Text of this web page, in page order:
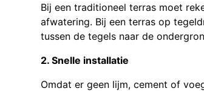
Bij een traditioneel terras moet
afwatering. Bij een terras op
tussen de tegels naar de
2. Snelle installatie
Omdat er geen lijm, cement of